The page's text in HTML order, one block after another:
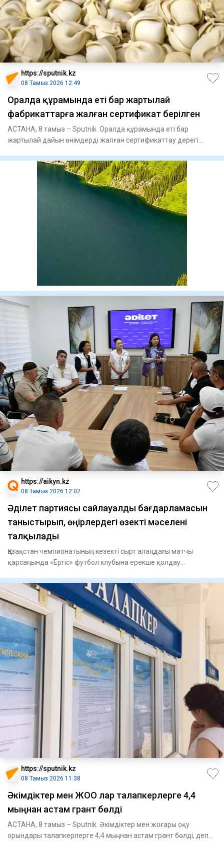
https://sputnik.kz
08 Тамыз 2026 12:49
Оралда құрамында еті бар жартылай
фабрикаттарға жалған сертификат берілген
АСТАНА, 8 тамыз – Sputnik. Оралда құрамында еті бар
жартылай дайын өнімдерді жалған сертификаттау дерегі
https://aikyn.kz
08 Тамыз 2026 12:02
Әділет партиясы сайлауалды бағдарламасын
таныстырып, өңірлердегі өзекті мәселені
талқылады
Қазақстан чемпионатының кезекті сырт алаңдағы матчы
қарсаңында «Ертіс» футбол клубына ерекше қолдау
https://sputnik.kz
08 Тамыз 2026 11:38
Әкімдіктер мен ЖОО лар талапкерлерге 4,4
мыңнан астам грант бөлді
АСТАНА, 8 тамыз – Sputnik. Әкімдіктер мен жоғары оқу
орындары талапкерлерге 4,4 мыңнан астам грант бөлді, деп